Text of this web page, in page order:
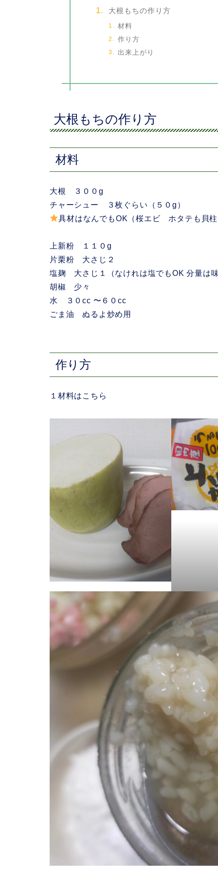
大根もちの作り方
材料
作り方
出来上がり
大根もちの作り方
材料
大根 ３００g
チャーシュー ３枚ぐらい（５０g）
具材はなんでもOK（桜エビ ホタテも貝
上新粉 １１０g
片栗粉 大さじ２
塩麹 大さじ１（なけれは塩でもOK 分量は
胡椒 少々
水 ３０cc 〜６０cc
ごま油 ぬるよ炒め用
作り方
１材料はこちら